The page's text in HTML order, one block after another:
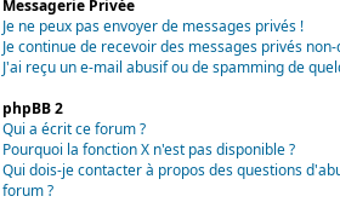
Messagerie Privée
Je ne peux pas envoyer de messages privés !
Je continue de recevoir des messages privés
J'ai reçu un e-mail abusif ou de spamming de
phpBB 2
Qui a écrit ce forum ?
Pourquoi la fonction X n'est pas disponible ?
Qui dois-je contacter à propos des questions
forum ?